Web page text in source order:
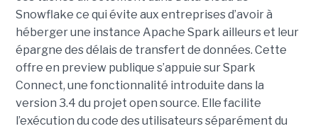
Snowflake ce qui évite aux entreprises d’avoir à
héberger une instance Apache Spark ailleurs et leur
épargne des délais de transfert de données. Cette
offre en preview publique s’appuie sur Spark
Connect, une fonctionnalité introduite dans la
version 3.4 du projet open source. Elle facilite
l’exécution du code des utilisateurs séparément du